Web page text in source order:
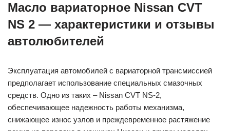
Масло вариаторное Nissan CVT
NS 2 — характеристики и отзывы
автолюбителей
Эксплуатация автомобилей с вариаторной трансмиссией
предполагает использование специальных смазочных
средств. Одно из таких – Nissan CVT NS-2,
обеспечивающее надежность работы механизма,
снижающее износ узлов и преждевременное растяжение